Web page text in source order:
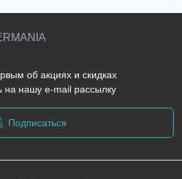
об акциях и скидках
на нашу e-mail рассылку
Подписаться